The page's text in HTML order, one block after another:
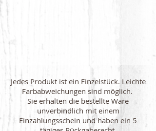
Jedes Produkt ist ein Einzelstück. Leichte
Farbabweichungen sind möglich.
Sie erhalten die bestellte Ware
unverbindlich mit einem
Einzahlungsschein und haben ein 5